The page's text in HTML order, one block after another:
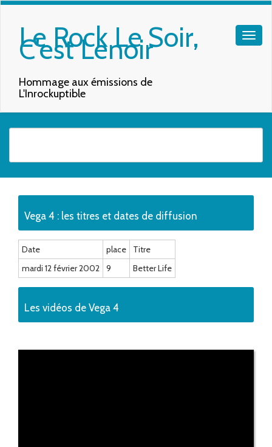
Le Rock Le Soir,
C'est Lenoir
Hommage aux émissions de
L'Inrockuptible
Vega 4 : les titres et dates de diffusion
Date place
Titre
mardi 12 février 2002
9 Better Life
Les vidéos de Vega 4